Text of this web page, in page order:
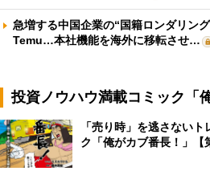
急増する中国企業の“国籍ロンダリン
Temu…本社機能を海外に移転させ…
投資ノウハウ満載コミック「
「売り時」を逃さない
ク「俺がカブ番長！」【